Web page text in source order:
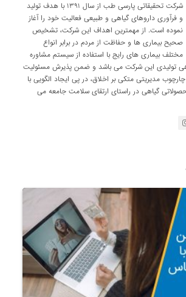
شرکت تحقیقاتی پارسی طب از سال ۱۳۹۱ با هدف تولید
و فرآوری داروهای گیاهی و طبیعی فعالیت خود را آغاز
نموده است. از مهمترین اهداف این شرکت، تشخیص
صحیح بیماری ها و حفاظت از مردم در برابر انواع
مختلف بیماری های رایج با استفاده از سیستم مشاوره
تولیدی این شرکت می باشد و ضمن پذیرش مسئولیت
مدیریتی متکی بر اخلاق، در پی ایجاد الگویی با
گیاهی در راستای ارتقای سلامت جامعه می